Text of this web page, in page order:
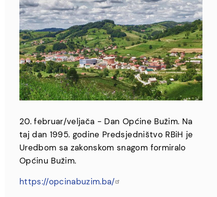
20. februar/veljača - Dan Općine Bužim. Na
taj dan 1995. godine Predsjedništvo RBiH je
Uredbom sa zakonskom snagom formiralo
Općinu Bužim.
https://opcinabuzim.ba/